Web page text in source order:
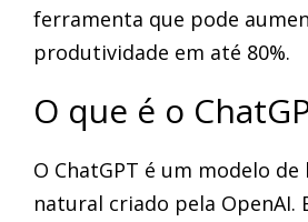
ferramenta que pode
produtividade em até 80%.
O que é o
O ChatGPT é um modelo
natural criado pela OpenAI.